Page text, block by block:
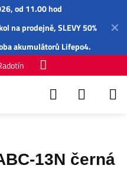
✕
od 11.00 hod
na prodejně, SLEVY 50%
akumulátorů Lifepo4.
13N černá